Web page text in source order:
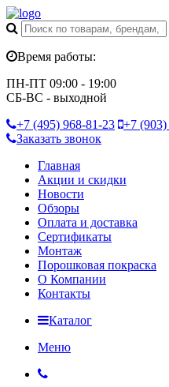
Время работы:
ПН-ПТ 09:00 - 19:00
СБ-ВС - выходной
+7 (495) 968-81-23 +7 (903)
Заказать звонок
Главная
Акции и скидки
Новости
Обзоры
Оплата и доставка
Сертификаты
Монтаж
Порошковая покраска
О Компании
Контакты
Каталог
Меню